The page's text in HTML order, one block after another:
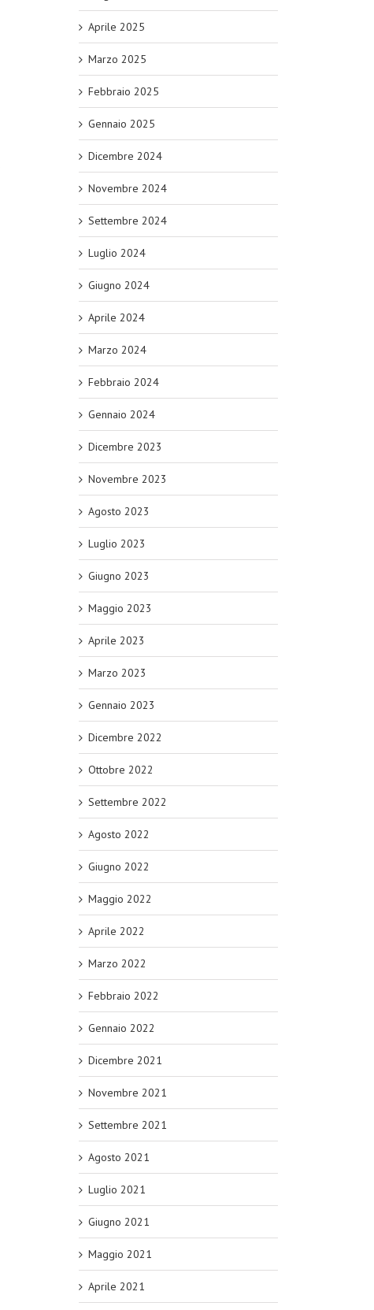
Aprile 2025
Marzo 2025
Febbraio 2025
Gennaio 2025
Dicembre 2024
Novembre 2024
Settembre 2024
Luglio 2024
Giugno 2024
Aprile 2024
Marzo 2024
Febbraio 2024
Gennaio 2024
Dicembre 2023
Novembre 2023
Agosto 2023
Luglio 2023
Giugno 2023
Maggio 2023
Aprile 2023
Marzo 2023
Gennaio 2023
Dicembre 2022
Ottobre 2022
Settembre 2022
Agosto 2022
Giugno 2022
Maggio 2022
Aprile 2022
Marzo 2022
Febbraio 2022
Gennaio 2022
Dicembre 2021
Novembre 2021
Settembre 2021
Agosto 2021
Luglio 2021
Giugno 2021
Maggio 2021
Aprile 2021